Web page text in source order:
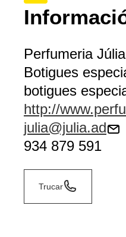
Perfumeria Júlia
Botigues
botigues
http://
julia@julia.ad
934 879 591
Trucar